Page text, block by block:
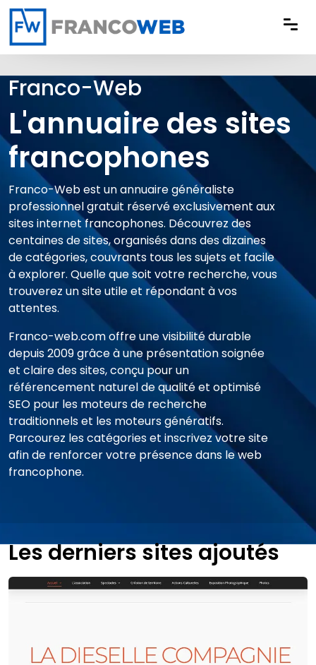
Panneau de gestion des cookies
Franco-Web
L'annuaire des sites
francophones
Franco-Web est un annuaire généraliste
professionnel gratuit réservé exclusivement aux
sites internet francophones. Découvrez des
centaines de sites, organisés dans des dizaines
de catégories, couvrants tous les sujets et facile
à explorer. Quelle que soit votre recherche, vous
trouverez un site utile et répondant à vos
attentes.
Franco-web.com offre une visibilité durable
depuis 2009 grâce à une présentation soignée
et claire des sites, conçu pour un
référencement naturel de qualité et optimisé
SEO pour les moteurs de recherche
traditionnels et les moteurs génératifs.
Parcourez les catégories et inscrivez votre site
afin de renforcer votre présence dans le web
francophone.
Les derniers sites ajoutés